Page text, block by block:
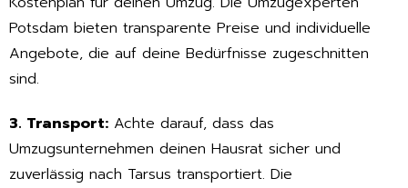
Potsdam bieten transparente Preise und individuelle
Angebote, die auf deine Bedürfnisse zugeschnitten
sind.
3. Transport: Achte darauf, dass das
Umzugsunternehmen deinen Hausrat sicher und
zuverlässig nach Tarsus transportiert. Die